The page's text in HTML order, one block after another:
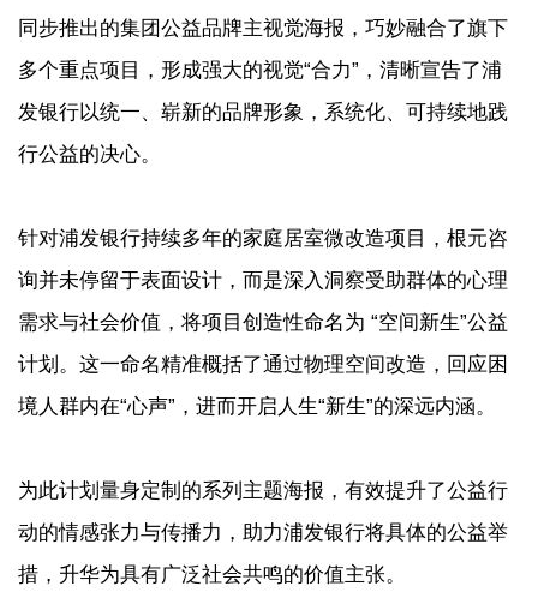
同步推出的集团公益品牌主视觉海报，巧妙融合了旗下
多个重点项目，形成强大的视觉“合力”，清晰宣告了浦
发银行以统一、崭新的品牌形象，系统化、可持续地践
行公益的决心。
针对浦发银行持续多年的家庭居室微改造项目，根元咨
询并未停留于表面设计，而是深入洞察受助群体的心理
需求与社会价值，将项目创造性命名为 “空间新生”公益
计划。这一命名精准概括了通过物理空间改造，回应困
境人群内在“心声”，进而开启人生“新生”的深远内涵。
为此计划量身定制的系列主题海报，有效提升了公益行
动的情感张力与传播力，助力浦发银行将具体的公益举
措，升华为具有广泛社会共鸣的价值主张。